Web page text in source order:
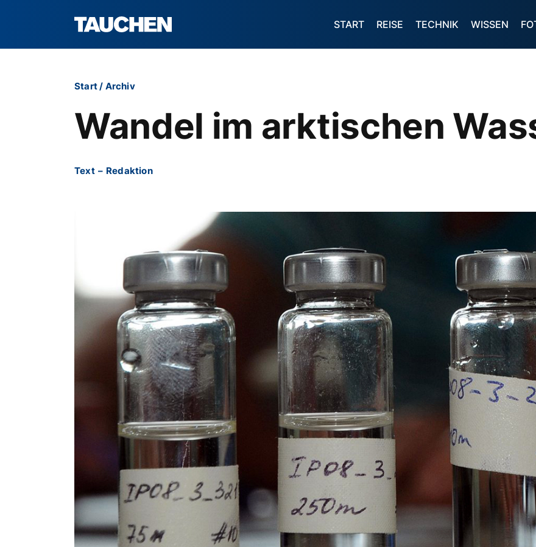
START REISE TECHNIK WISSEN
Start/ Archiv
Wandel im arktischen
Text – Redaktion